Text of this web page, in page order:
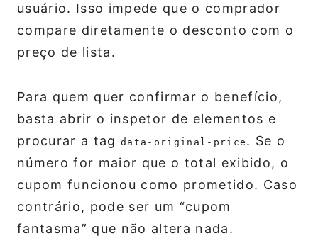
usuário. Isso impede que o comprador
compare diretamente o desconto com o
preço de lista.
Para quem quer confirmar o benefício,
basta abrir o inspetor de elementos e
procurar a tag data-original-price . Se o
número for maior que o total exibido, o
cupom funcionou como prometido. Caso
contrário, pode ser um “cupom
fantasma” que não altera nada.